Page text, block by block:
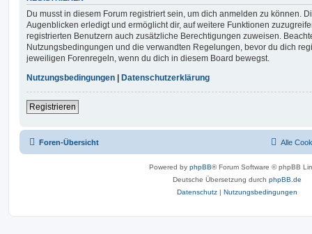
Du musst in diesem Forum registriert sein, um dich anmelden zu können.
Augenblicken erledigt und ermöglicht dir, auf weitere Funktionen
registrierten Benutzern auch zusätzliche Berechtigungen zuweisen.
Nutzungsbedingungen und die verwandten Regelungen, bevor du dich
jeweiligen Forenregeln, wenn du dich in diesem Board bewegst.
Nutzungsbedingungen
Datenschutzerklärung
Registrieren
Foren-Übersicht Alle
Powered by phpBB® Forum Software © phpBB
Deutsche Übersetzung durch phpBB.de
Datenschutz | Nutzungsbedingungen